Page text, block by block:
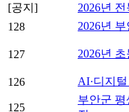
[공지]
2026년
128
2026년
127 2026년
126 AI·디지
125
부안군